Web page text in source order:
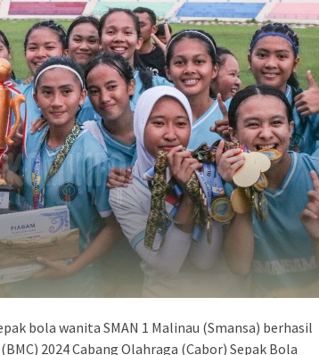
bola wanita SMAN 1 Malinau (Smansa) berhasil
2024 Cabang Olahraga (Cabor) Sepak Bola